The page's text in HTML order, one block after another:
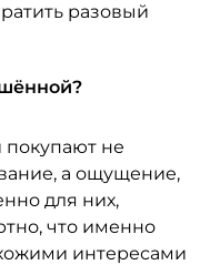
разовый
не
а ощущение,
для них,
что именно
интересами